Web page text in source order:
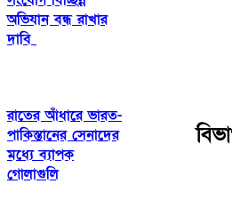
অভিযান বন্ধ রাখার
দাবি
রাতের আঁধারে ভারত-
পাকিস্তানের সেনাদের
মধ্যে ব্যাপক
গোলাগুলি